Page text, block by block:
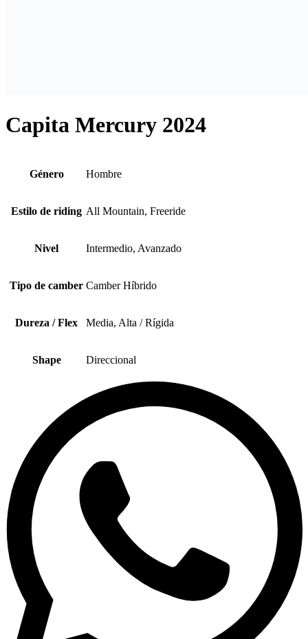
Capita Mercury 2024
Género Hombre
Estilo de riding All Mountain, Freeride
Nivel Intermedio, Avanzado
Tipo de camber Camber Híbrido
Dureza / Flex Media, Alta / Rígida
Shape Direccional